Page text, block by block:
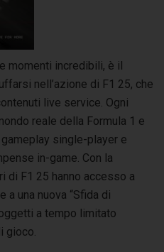
momenti incredibili, è il
nell’azione di F1 25, che
live service. Ogni
reale della Formula 1 e
single-player e
in-game. Con la
di F1 25 hanno accesso a
a una nuova “Sfida di
a tempo limitato
gioco.